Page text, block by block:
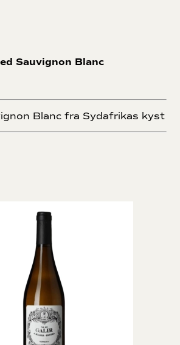
Sauvignon Blanc
Blanc fra Sydafrikas kyst